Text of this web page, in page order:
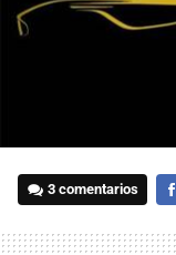
3 comentarios